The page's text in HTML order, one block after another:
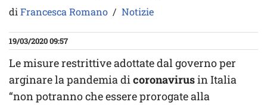
diFrancesca Romano Notizie
19/03/2020 09:57
Le misure restrittive adottate dal governo per
arginare la pandemia dicoronavirusin Italia
“non potranno che essere prorogate alla